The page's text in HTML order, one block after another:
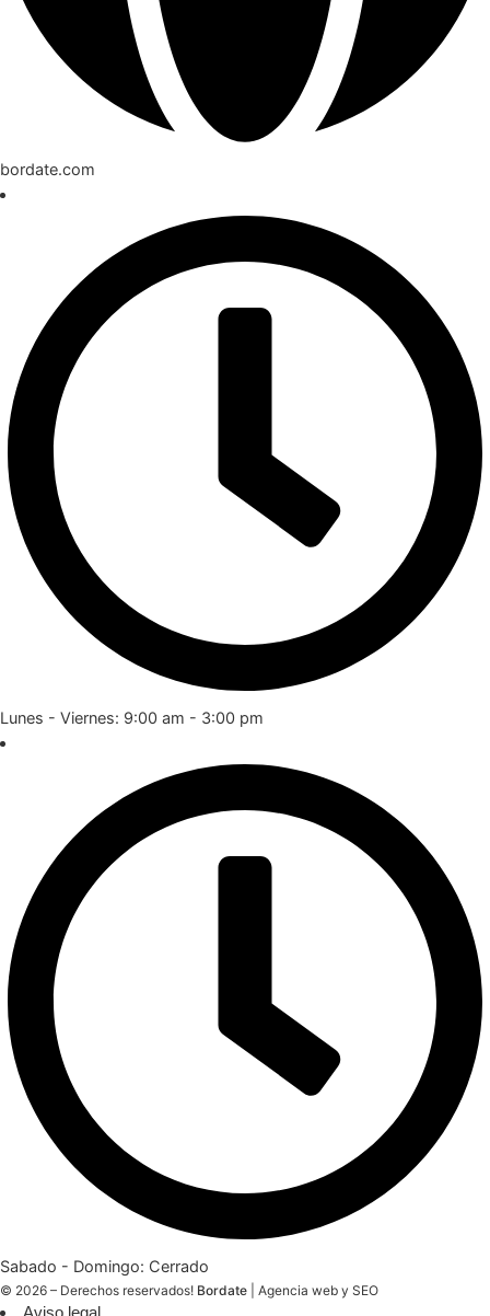
bordate.com
Lunes - Viernes: 9:00 am - 3:00 pm
Sabado - Domingo: Cerrado
© 2026 – Derechos reservados! Bordate Agencia web y SEO